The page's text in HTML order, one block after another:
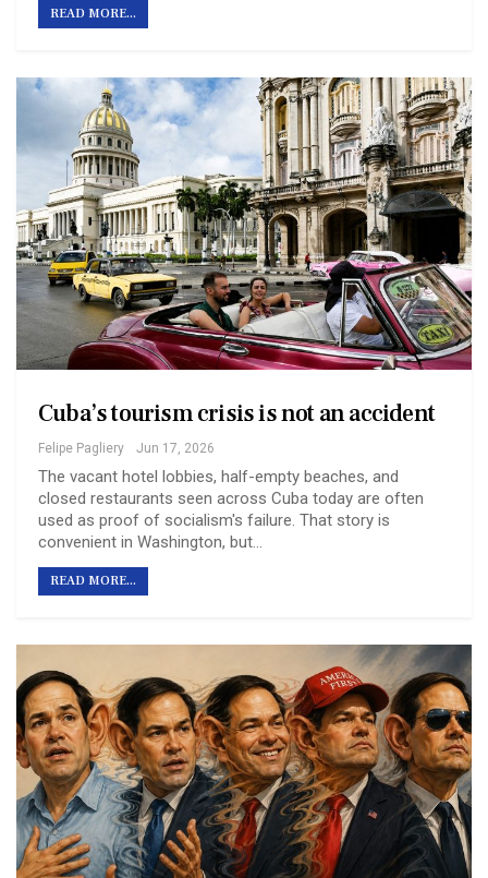
READ MORE...
Cuba’s tourism crisis is not an accident
Felipe Pagliery Jun 17, 2026
The vacant hotel lobbies, half-empty beaches, and
closed restaurants seen across Cuba today are often
used as proof of socialism's failure. That story is
convenient in Washington, but…
READ MORE...